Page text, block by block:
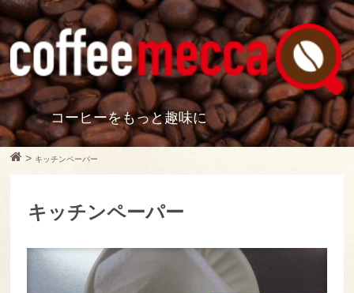
コーヒーをもっと趣味に
> キッチンペーパー
キッチンペーパー